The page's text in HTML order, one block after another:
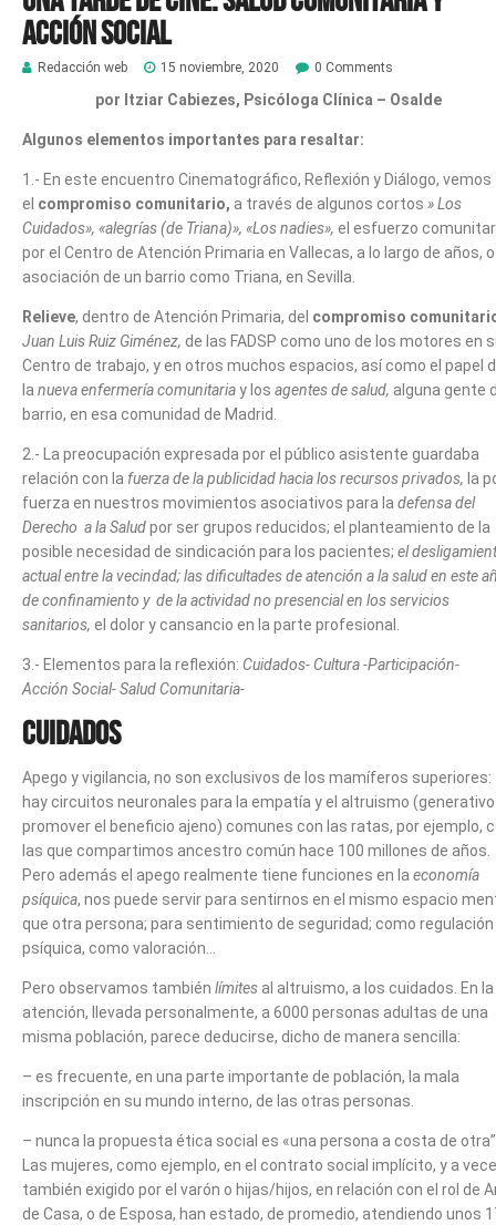
Acción social
Redacción web 15 noviembre, 2020 0 Comments
por Itziar Cabiezes, Psicóloga Clínica – Osalde
Algunos elementos importantes para resaltar:
1.- En este encuentro Cinematográfico, Reflexión y Diálogo, vemos
el compromiso comunitario, a través de algunos cortos » Los
Cuidados», «alegrías (de Triana)», «Los nadies», el esfuerzo
por el Centro de Atención Primaria en Vallecas, a lo largo de años,
asociación de un barrio como Triana, en Sevilla.
Relieve, dentro de Atención Primaria, del compromiso
Juan Luis Ruiz Giménez, de las FADSP como uno de los motores en
Centro de trabajo, y en otros muchos espacios, así como el papel
la nueva enfermería comunitariay los agentes de salud, alguna gente
barrio, en esa comunidad de Madrid.
2.- La preocupación expresada por el público asistente guardaba
relación con la fuerza de la publicidad hacia los recursos privados, la
fuerza en nuestros movimientos asociativos para la defensa del
Derecho a la Saludpor ser grupos reducidos; el planteamiento de la
posible necesidad de sindicación para los pacientes; el
actual entre la vecindad;las dificultades de atención a la salud en este
de confinamiento y de la actividad no presencial en los servicios
sanitarios, el dolor y cansancio en la parte profesional.
3.- Elementos para la reflexión: Cuidados- Cultura -Participación-
Acción Social- Salud Comunitaria-
Cuidados
Apego y vigilancia, no son exclusivos de los mamíferos superiores:
hay circuitos neuronales para la empatía y el altruismo
promover el beneficio ajeno) comunes con las ratas, por ejemplo,
las que compartimos ancestro común hace 100 millones de años.
Pero además el apego realmente tiene funciones en la economía
psíquica, nos puede servir para sentirnos en el mismo espacio
que otra persona; para sentimiento de seguridad; como regulación
psíquica, como valoración…
Pero observamos también límites al altruismo, a los cuidados. En la
atención, llevada personalmente, a 6000 personas adultas de una
misma población, parece deducirse, dicho de manera sencilla:
– es frecuente, en una parte importante de población, la mala
inscripción en su mundo interno, de las otras personas.
– nunca la propuesta ética social es «una persona a costa de
Las mujeres, como ejemplo, en el contrato social implícito, y a
también exigido por el varón o hijas/hijos, en relación con el rol de
de Casa, o de Esposa, han estado, de promedio, atendiendo unos